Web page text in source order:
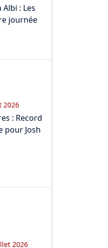
Albi : Les
journée
2026
: Record
pour Josh
2026